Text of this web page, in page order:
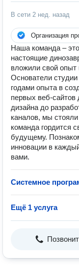
В сети 2 нед. назад
Организация
Наша команда – это
настоящие
вложили свой опыт
Основатели
годами опыта в
первых веб-сайтов
дизайна до
каналов, мы
команда гордится
будущему.
инновации в
вами.
Системное
Ещё 1 услуга